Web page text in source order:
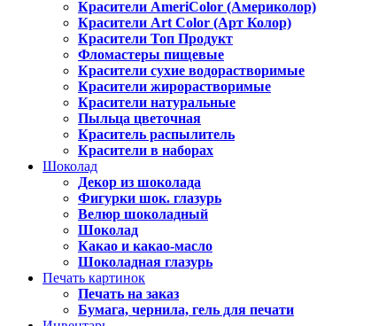
Красители AmeriColor (Америколор)
Красители Art Color (Арт Колор)
Красители Топ Продукт
Фломастеры пищевые
Красители сухие водорастворимые
Красители жирорастворимые
Красители натуральные
Пыльца цветочная
Краситель распылитель
Красители в наборах
Шоколад
Декор из шоколада
Фигурки шок. глазурь
Велюр шоколадный
Шоколад
Какао и какао-масло
Шоколадная глазурь
Печать картинок
Печать на заказ
Бумага, чернила, гель для печати